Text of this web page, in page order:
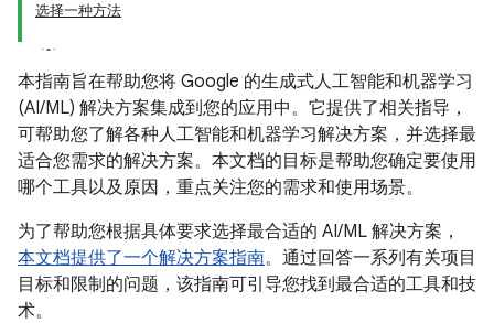
选择一种方法
本指南旨在帮助您将 Google 的生成式人工智能和机器学习
(AI/ML) 解决方案集成到您的应用中。它提供了相关指导，
可帮助您了解各种人工智能和机器学习解决方案，并选择最
适合您需求的解决方案。本文档的目标是帮助您确定要使用
哪个工具以及原因，重点关注您的需求和使用场景。
为了帮助您根据具体要求选择最合适的 AI/ML 解决方案，
本文档提供了一个解决方案指南。通过回答一系列有关项目
目标和限制的问题，该指南可引导您找到最合适的工具和技
术。